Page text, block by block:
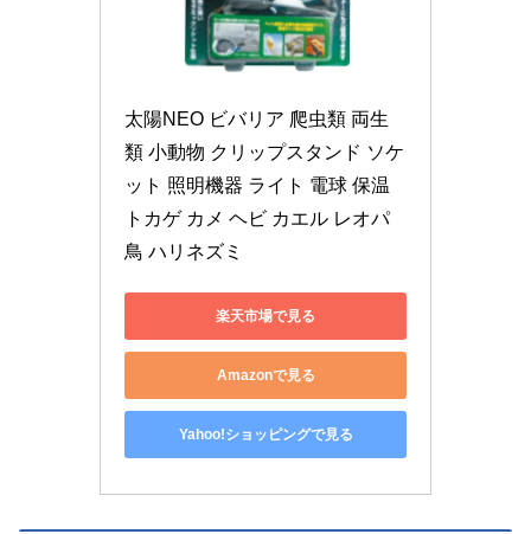
太陽NEO ビバリア 爬虫類 両生
類 小動物 クリップスタンド ソケ
ット 照明機器 ライト 電球 保温
トカゲ カメ ヘビ カエル レオパ
鳥 ハリネズミ
楽天市場で見る
Amazonで見る
Yahoo!ショッピングで見る